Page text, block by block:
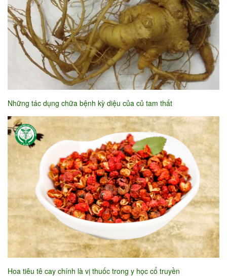
Những tác dụng chữa bệnh kỳ diệu của củ tam thất
Hoa tiêu tê cay chính là vị thuốc trong y học cổ truyền